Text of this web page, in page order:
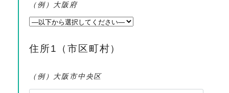
（例）大阪府
住所1（市区町村）
（例）大阪市中央区